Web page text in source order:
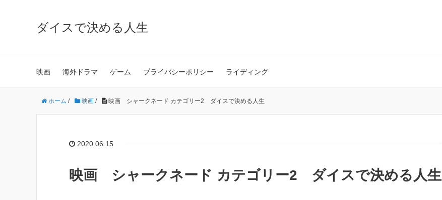
ダイスで決める人生
映画 海外ドラマ ゲーム プライバシーポリシー ライディング
ホーム / 映画 / 映画 シャークネード カテゴリー2 ダイスで決める人生
2020.06.15
映画 シャークネード カテゴリー2 ダイスで決める人生